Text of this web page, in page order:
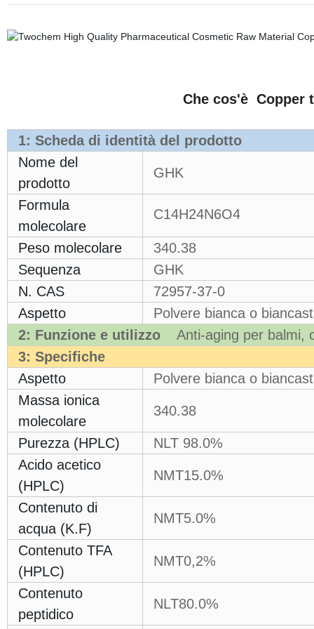
Che cos'è Copper
1: Scheda di identità del prodotto
Nome del
prodotto
GHK
Formula
molecolare
C14H24N6O4
Peso molecolare
340.38
Sequenza
GHK
N. CAS
72957-37-0
Aspetto
Polvere bianca o
2: Funzione e utilizzo
Anti-aging per balmi,
3: Specifiche
Aspetto
Polvere bianca o
Massa ionica
molecolare
340.38
Purezza (HPLC)
NLT 98.0%
Acido acetico
(HPLC)
NMT15.0%
Contenuto di
acqua (K.F)
NMT5.0%
Contenuto TFA
(HPLC)
NMT0,2%
Contenuto
peptidico
NLT80.0%